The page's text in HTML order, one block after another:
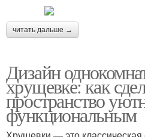
читать дальше →
Дизайн
хрущевке: как
пространство
функциональным